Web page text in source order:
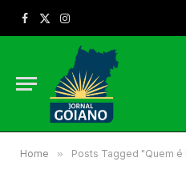
Facebook
X
Instagram
Home » Posts Tagged "Quem